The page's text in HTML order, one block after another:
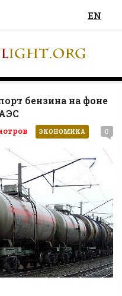
EN
бензина на фоне
ЭКОНОМИКА 0